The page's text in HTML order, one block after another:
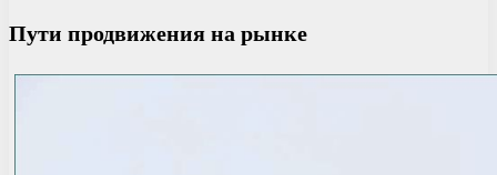
Пути продвижения на рынке